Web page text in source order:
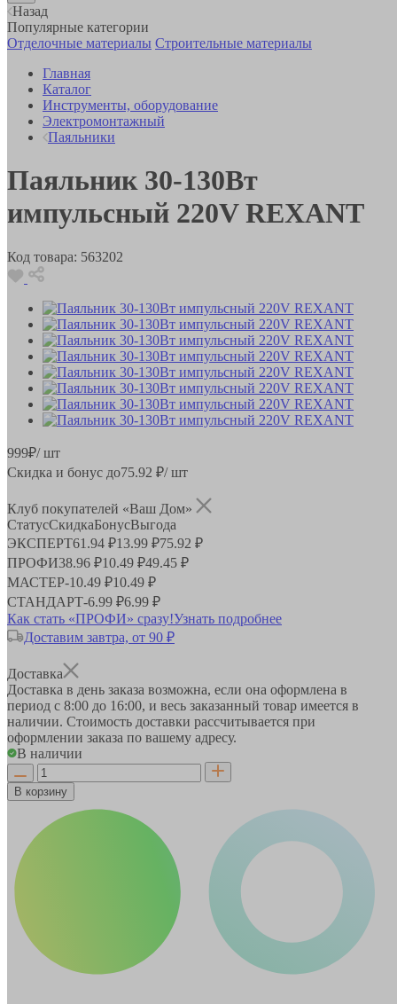
Назад
Популярные категории
Отделочные материалы Строительные материалы
Главная
Каталог
Инструменты, оборудование
Электромонтажный
Паяльники
Паяльник 30-130Вт
импульсный 220V REXANT
Код товара: 563202
999₽/ шт
Скидка и бонус до75.92 ₽/ шт
Клуб покупателей «Ваш Дом»
СтатусСкидкаБонусВыгода
ЭКСПЕРТ61.94 ₽13.99 ₽75.92 ₽
ПРОФИ38.96 ₽10.49 ₽49.45 ₽
МАСТЕР-10.49 ₽10.49 ₽
СТАНДАРТ-6.99 ₽6.99 ₽
Как стать «ПРОФИ» сразу!Узнать подробнее
Доставим завтра, от 90 ₽
Доставка
Доставка в день заказа возможна, если она оформлена в
период с 8:00 до 16:00, и весь заказанный товар имеется в
наличии. Стоимость доставки рассчитывается при
оформлении заказа по вашему адресу.
В наличии
В корзину